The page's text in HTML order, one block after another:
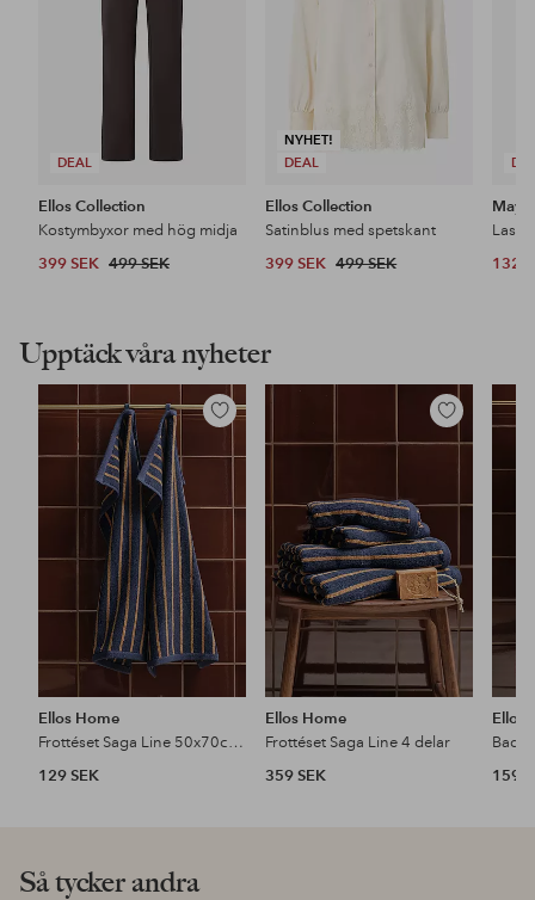
DEAL
Ellos Collection
Kostymbyxor med hög midja
399 SEK 499 SEK
NYHET!
DEAL
Ellos Collection
Satinblus med spetskant
399 SEK 499 SEK 132
Upptäck våra nyheter
Lägg
Ellos Home
Frottéset Saga Line 50x70cm 2 delar
129 SEK
Lägg
till
Ellos Home
Frottéset Saga Line 4 delar
359 SEK
Ellos
159
Så tycker andra